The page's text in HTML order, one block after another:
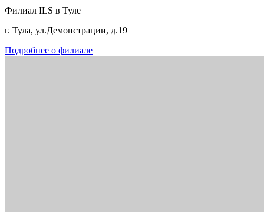
Филиал ILS в Туле
г. Тула, ул.Демонстрации, д.19
Подробнее о филиале